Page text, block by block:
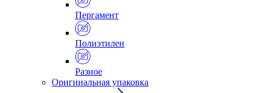
Пергамент
Полиэтилен
Разное
Оригинальная упаковка